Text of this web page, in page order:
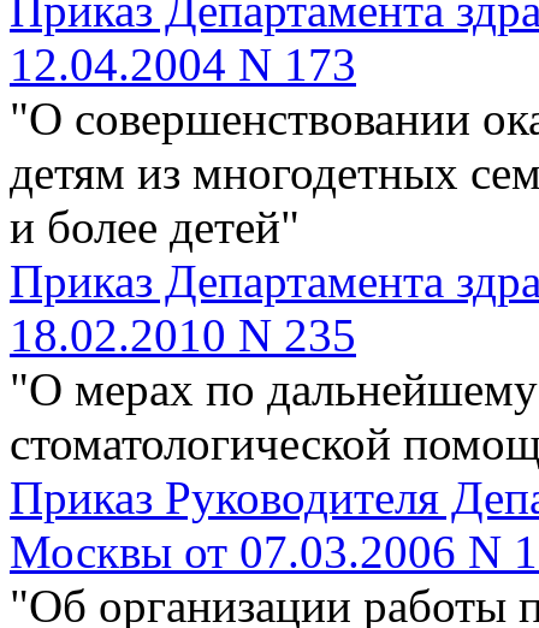
Приказ Департамента
12.04.2004 N 173
"О совершенствовании
детям из многодетных
и более детей"
Приказ Департамента
18.02.2010 N 235
"О мерах по
стоматологической
Приказ Руководителя
Москвы от 07.03.2006 N
"Об организации работы